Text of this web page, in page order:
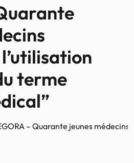
terme
– Quarante jeunes